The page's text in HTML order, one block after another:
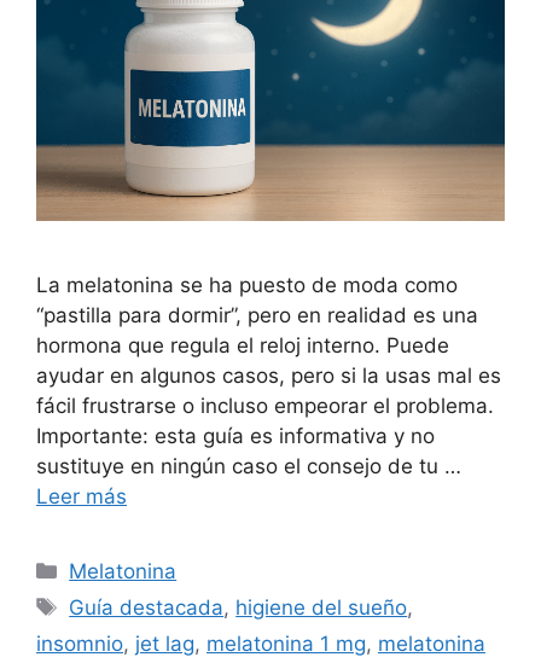
La melatonina se ha puesto de moda como
“pastilla para dormir”, pero en realidad es una
hormona que regula el reloj interno. Puede
ayudar en algunos casos, pero si la usas mal es
fácil frustrarse o incluso empeorar el problema.
Importante: esta guía es informativa y no
sustituye en ningún caso el consejo de tu …
Leer más
Categorías
Melatonina
Etiquetas
Guía destacada, higiene del sueño,
insomnio, jet lag, melatonina 1 mg, melatonina